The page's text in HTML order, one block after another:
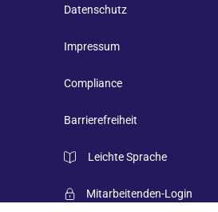
Datenschutz
Impressum
Compliance
Barrierefreiheit
Leichte Sprache
Mitarbeitenden-Login